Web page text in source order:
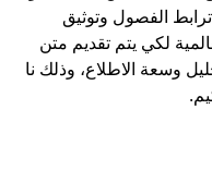
الفصول وتوثيق
لكي يتم تقديم متن
وسعة الاطلاع، وذلك نا